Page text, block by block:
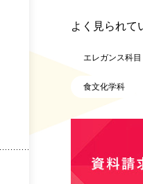
よく見られて
エレガンス科目
食文化学科